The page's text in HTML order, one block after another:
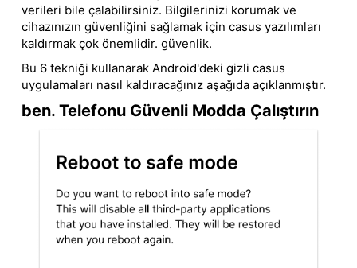
verileri bile çalabilirsiniz. Bilgilerinizi korumak ve
cihazınızın güvenliğini sağlamak için casus yazılımları
kaldırmak çok önemlidir. güvenlik.
Bu 6 tekniği kullanarak Android'deki gizli casus
uygulamaları nasıl kaldıracağınız aşağıda açıklanmıştır.
ben. Telefonu Güvenli Modda Çalıştırın